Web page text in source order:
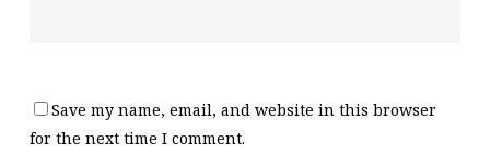
Save my name, email, and website in this browser
for the next time I comment.